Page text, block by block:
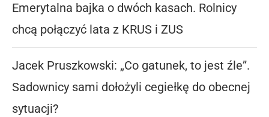
Emerytalna bajka o dwóch kasach. Rolnicy
chcą połączyć lata z KRUS i ZUS
Jacek Pruszkowski: „Co gatunek, to jest źle”.
Sadownicy sami dołożyli cegiełkę do obecnej
sytuacji?